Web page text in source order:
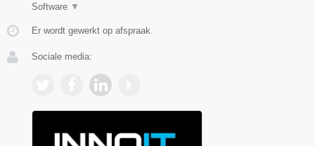
Software ▼
Er wordt gewerkt op afspraak.
Sociale media: